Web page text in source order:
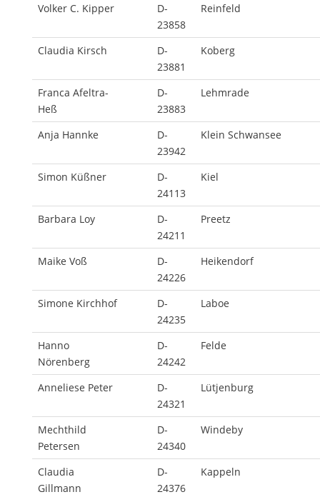
Volker C. Kipper
D-
23858
Reinfeld
Claudia Kirsch
D-
23881
Koberg
Franca Afeltra-
Heß
D-
23883
Lehmrade
Anja Hannke
D-
23942
Klein Schwansee
Simon Küßner
D-
24113
Kiel
Barbara Loy
D-
24211
Preetz
Maike Voß
D-
24226
Heikendorf
Simone Kirchhof
D-
24235
Laboe
Hanno
Nörenberg
D-
24242
Felde
Anneliese Peter
D-
24321
Lütjenburg
Mechthild
Petersen
D-
24340
Windeby
Claudia
Gillmann
D-
24376
Kappeln